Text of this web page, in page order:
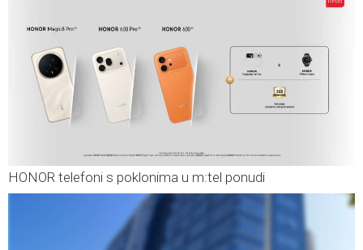
HONOR telefoni s poklonima u m:tel ponudi